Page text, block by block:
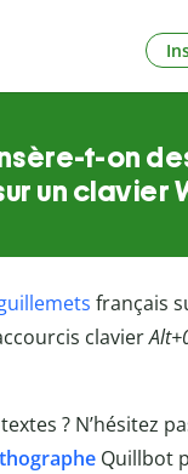
t-on
un clavier
français
clavier
? N’hésitez
Quillbot